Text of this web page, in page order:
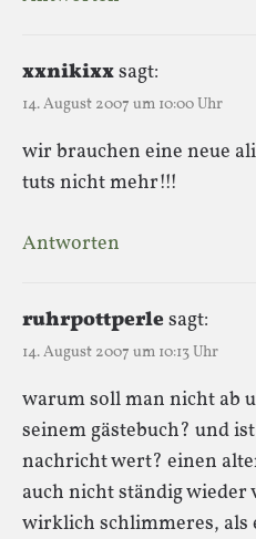
xxnikixxsagt:
14. August 2007 um 10:00 Uhr
wir brauchen eine neue
tuts nicht mehr!!!
Antworten
ruhrpottperlesagt:
14. August 2007 um 10:13 Uhr
warum soll man nicht ab
seinem gästebuch? und
nachricht wert? einen
auch nicht ständig
wirklich schlimmeres, als